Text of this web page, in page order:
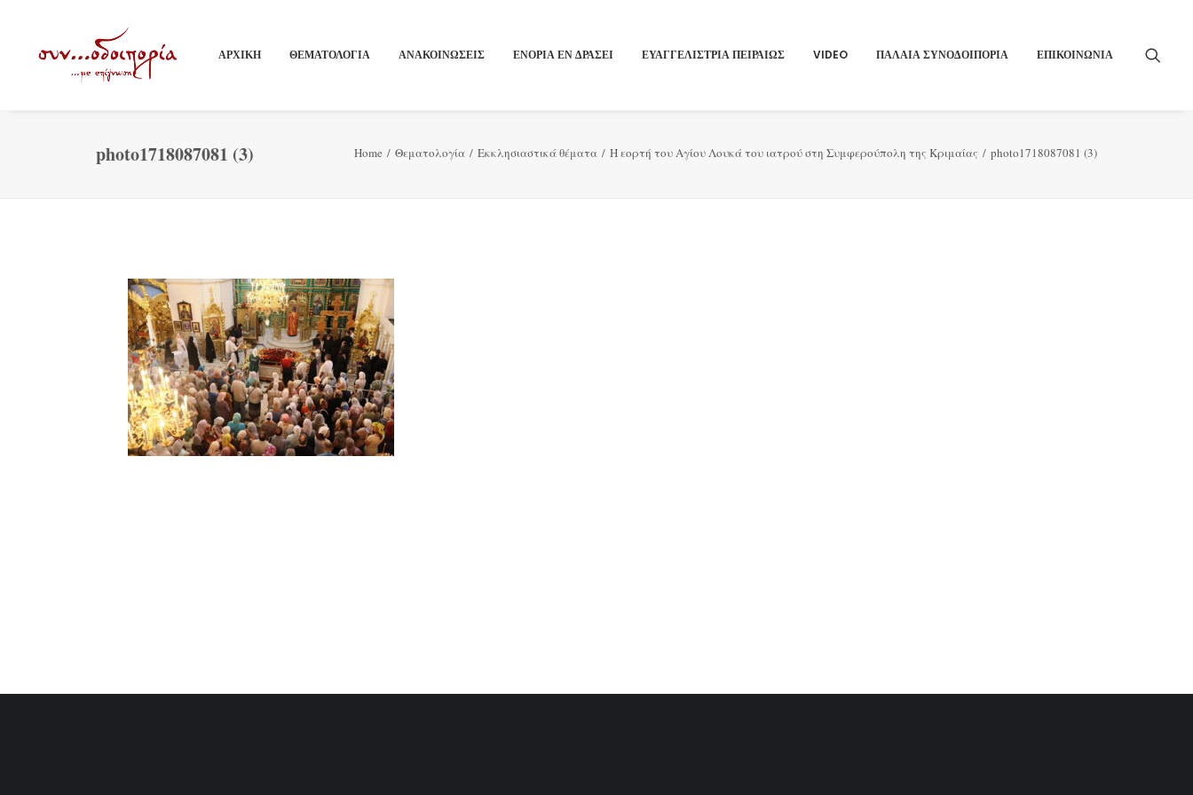
ΑΡΧΙΚΗ ΘΕΜΑΤΟΛΟΓΙΑ ΑΝΑΚΟΙΝΩΣΕΙΣ ΕΝΟΡΙΑ ΕΝ ΔΡΑΣΕΙ ΕΥΑΓΓΕΛΙΣΤΡΙΑ ΠΕΙΡΑΙΏΣ VIDEO ΠΑΛΑΙΑ ΣΥΝΟΔΟΙΠΟΡΙΑ ΕΠΙΚΟΙΝΩΝΙΑ
photo1718087081 (3) Home Θεματολογία Εκκλησιαστικά θέματα Η εορτή του Αγίου Λουκά του ιατρού στη Συμφερούπολη της Κριμαίας photo1718087081 (3)